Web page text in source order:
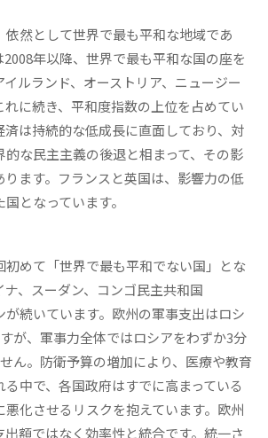
依然として世界で最も平和な地域であ
2008年以降、世界で最も平和な国の座を
ルランド、オーストリア、ニュージー
れに続き、平和度指数の上位を占めてい
済は持続的な低成長に直面しており、対
な民主主義の後退と相まって、その影
ます。フランスと英国は、影響力の低
となっています。
初めて「世界で最も平和でない国」とな
ナ、スーダン、コンゴ民主共和国
が続いています。欧州の軍事支出はロシ
が、軍事力全体ではロシアをわずか3分
ん。防衛予算の増加により、医療や教育
中で、各国政府はすでに高まっている
化させるリスクを抱えています。欧州
額ではなく効率性と統合です。統一さ